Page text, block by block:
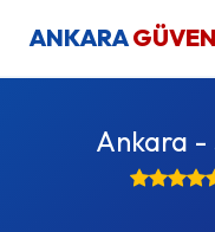
ANKARA
Ankara -